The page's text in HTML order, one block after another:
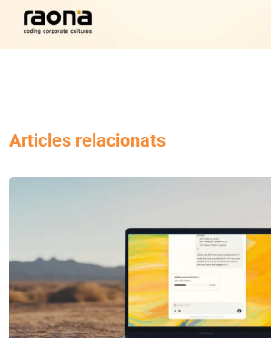
Articles relacionats